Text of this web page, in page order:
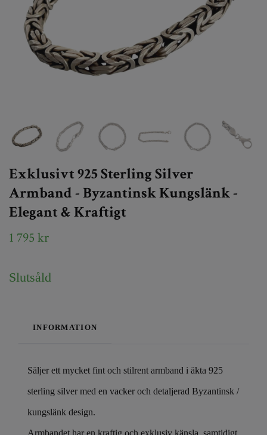
Exklusivt 925 Sterling Silver
Armband - Byzantinsk Kungslänk -
Elegant & Kraftigt
1 795 kr
Slutsåld
INFORMATION
Säljer ett mycket fint och stilrent armband i äkta 925
sterling silver med en vacker och detaljerad Byzantinsk /
kungslänk design.
Armbandet har en kraftig och exklusiv känsla, samtidigt